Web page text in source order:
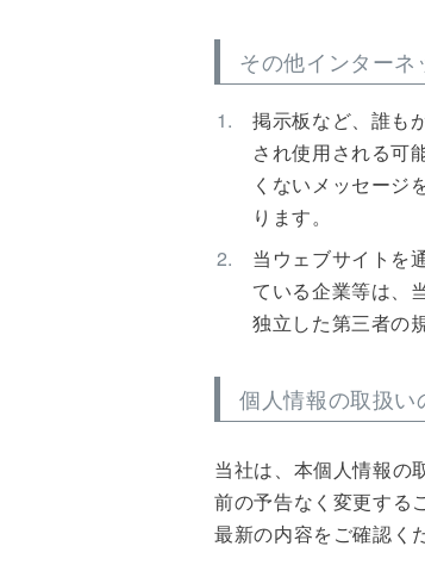
その他インター
掲示板など、誰も
され使用される可
くないメッセージ
ります。
当ウェブサイトを
ている企業等は、
独立した第三者の
個人情報の取扱い
当社は、本個人情報の
前の予告なく変更する
最新の内容をご確認く